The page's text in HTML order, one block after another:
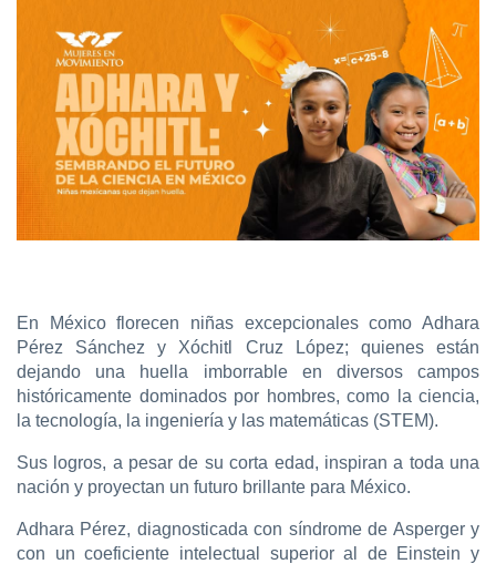
En México florecen niñas excepcionales como Adhara
Pérez Sánchez y Xóchitl Cruz López; quienes están
dejando una huella imborrable en diversos campos
históricamente dominados por hombres, como la ciencia,
la tecnología, la ingeniería y las matemáticas (STEM).
Sus logros, a pesar de su corta edad, inspiran a toda una
nación y proyectan un futuro brillante para México.
Adhara Pérez, diagnosticada con síndrome de Asperger y
con un coeficiente intelectual superior al de Einstein y